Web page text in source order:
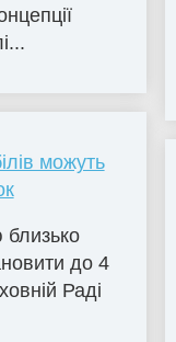
можуть
близько
до 4
Раді